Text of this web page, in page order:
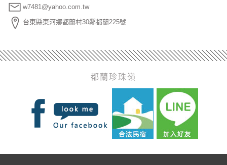
w7481@yahoo.com.tw
台東縣東河鄉都蘭村30鄰都蘭225號
都蘭珍珠嶺